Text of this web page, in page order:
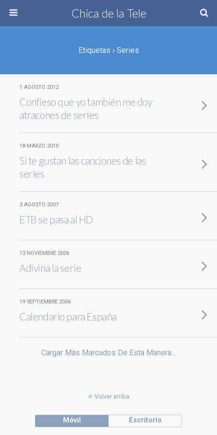
Chica de la Tele
Etiquetas › Series
1 AGOSTO 2012
Confieso que yo también me doy
atracones de series
18 MARZO 2010
Si te gustan las canciones de las
series
3 AGOSTO 2007
ETB se pasa al HD
13 NOVIEMBRE 2006
Adivina la serie
19 SEPTIEMBRE 2006
Calendario para España
Cargar Más Marcados De Esta Manera…
Volver arriba
Móvil Escritorio